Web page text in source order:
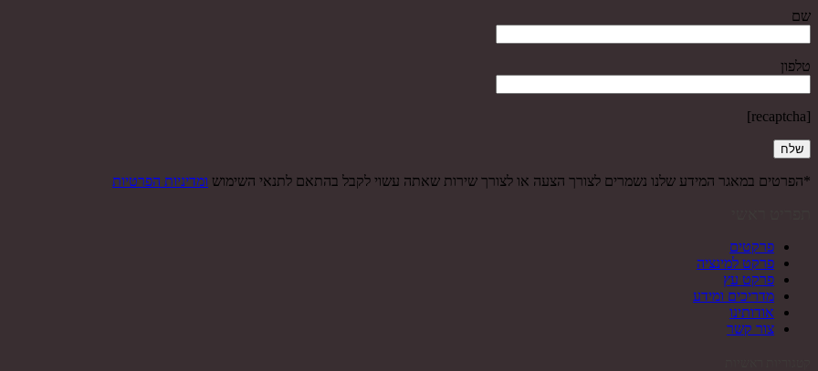
שם
טלפון
[recaptcha]
*הפרטים במאגר המידע שלנו נשמרים לצורך הצעה או לצורך שירות שאתה עשוי לקבל בהתאם לתנאי השימוש ומדיניות הפרטיות
פרקטים
פרקט למינציה
פרקט עץ
מדריכים ומידע
אודותינו
צור קשר